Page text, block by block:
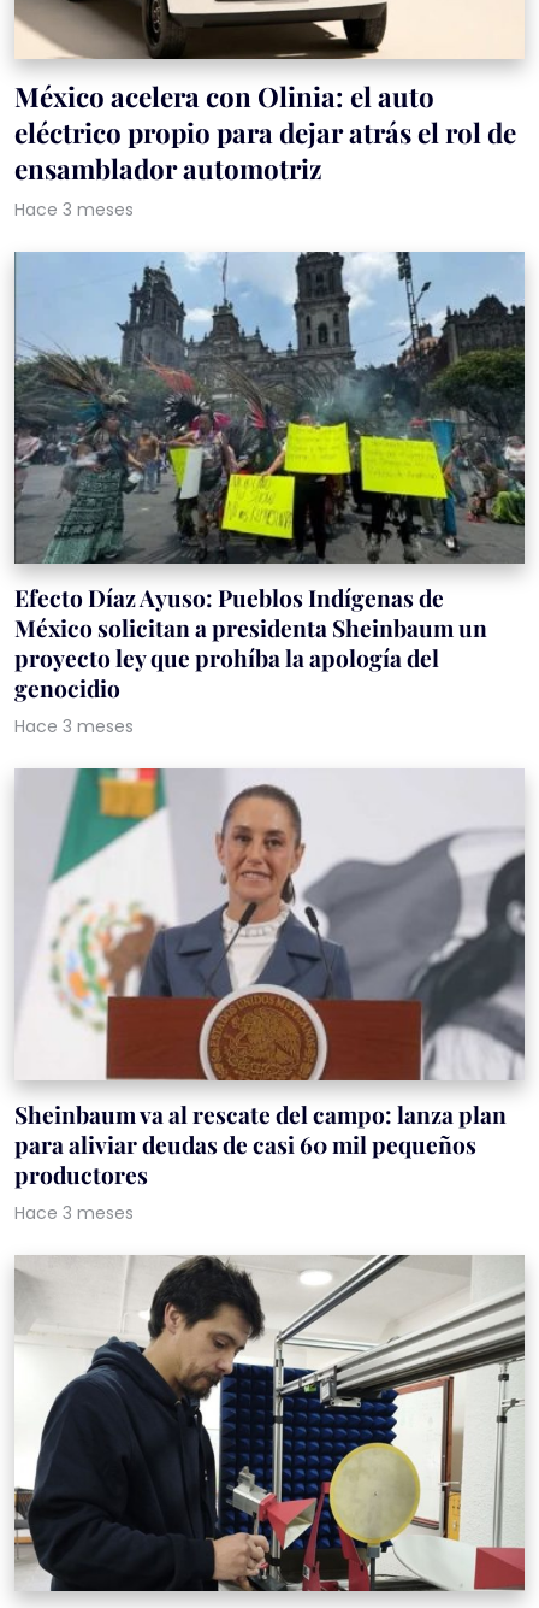
México acelera con Olinia: el auto
eléctrico propio para dejar atrás el rol de
ensamblador automotriz
Hace 3 meses
Efecto Díaz Ayuso: Pueblos Indígenas de
México solicitan a presidenta Sheinbaum un
proyecto ley que prohíba la apología del
genocidio
Hace 3 meses
Sheinbaum va al rescate del campo: lanza plan
para aliviar deudas de casi 60 mil pequeños
productores
Hace 3 meses